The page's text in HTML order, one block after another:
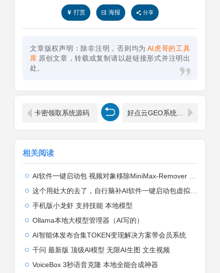
打赏 海报 分享
文章版权声明：除非注明，否则均为 AI虎哥的工具
库 原创文章，转载或复制请以超链接形式并注明出
处。
卡密领取系统源码
相关阅读
AI软件一键启动包 视频对象移除MiniMax-Remover 一键启动，无需部署，无需授权 ...
这个用处大的去了，自行脑补AI软件一键启动包虚拟试衣FashnVtonl.5
手机版小龙虾 支持技能 本地模型
Ollama本地大模型管理器（AI写的）
AI智能体发布合集TOKEN变现解决方案带会员系统
千问 最新版 顶级AI模型 无限AI生图 文生视频
VoiceBox 3秒语音克隆 本地全能合成神器